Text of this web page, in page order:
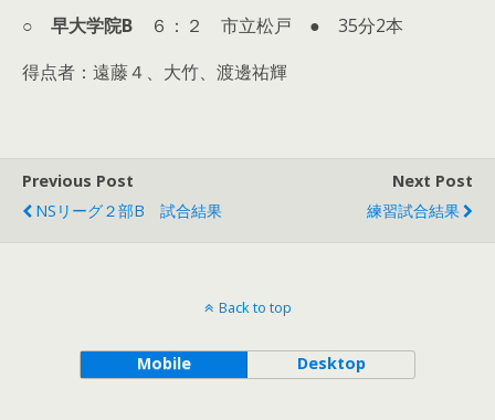
○ 早大学院B ６：２ 市立松戸 ● 35分2本
得点者：遠藤４、大竹、渡邊祐輝
Previous Post
NSリーグ２部B 試合結果
Next Post
練習試合結果
Back to top
Mobile Desktop